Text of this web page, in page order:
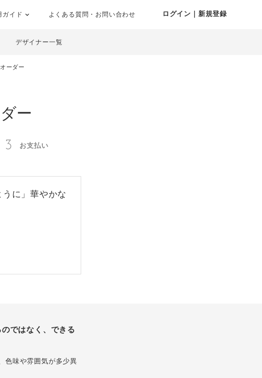
ガイド よくある質問・お問い合わせ ログイン｜新規登録
デザイナー一覧
ーダー
ー
3 お支払い
うに」華やかな
ではなく、できる
色味や雰囲気が多少異